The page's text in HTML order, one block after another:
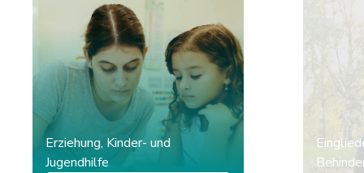
Erziehung, Kinder- und
Jugendhilfe